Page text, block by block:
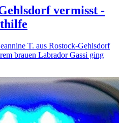
vermisst -
T. aus Rostock-Gehlsdorf
brauen Labrador Gassi ging